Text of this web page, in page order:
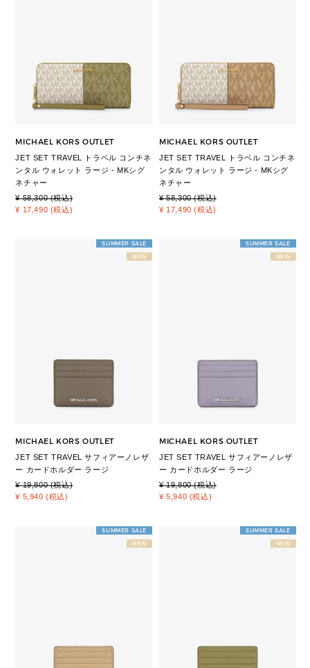
MICHAEL KORS OUTLET
JET SET TRAVEL トラベル コンチネ
ンタル ウォレット ラージ - MKシグ
ネチャー
¥ 58,300 (税込)
¥ 17,490 (税込)
MICHAEL KORS OUTLET
JET SET TRAVEL トラベル コンチネ
ンタル ウォレット ラージ - MKシグ
ネチャー
¥ 58,300 (税込)
¥ 17,490 (税込)
SUMMER SALE
NEW
MICHAEL KORS OUTLET
JET SET TRAVEL サフィアーノレザ
ー カードホルダー ラージ
¥ 19,800 (税込)
¥ 5,940 (税込)
SUMMER SALE
NEW
MICHAEL KORS OUTLET
JET SET TRAVEL サフィアーノレザ
ー カードホルダー ラージ
¥ 19,800 (税込)
¥ 5,940 (税込)
SUMMER SALE
NEW
SUMMER SALE
NEW